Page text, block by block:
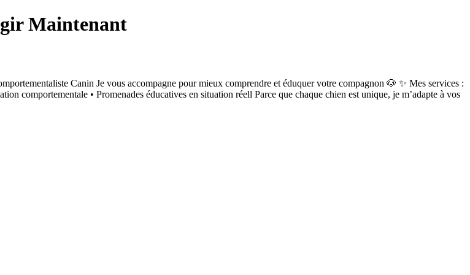
Maintenant
Canin Je vous accompagne pour mieux comprendre et éduquer votre compagnon 🐶 ✨ Mes services :
comportementale • Promenades éducatives en situation réell Parce que chaque chien est unique, je m’adapte à vos